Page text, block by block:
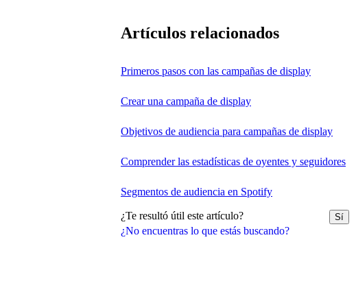
¿No encuentras lo que estás buscando?
Artículos relacionados
Primeros pasos con las campañas de display
Crear una campaña de display
Objetivos de audiencia para campañas de display
Comprender las estadísticas de oyentes y seguidores
Segmentos de audiencia en Spotify
¿Te resultó útil este artículo? Sí